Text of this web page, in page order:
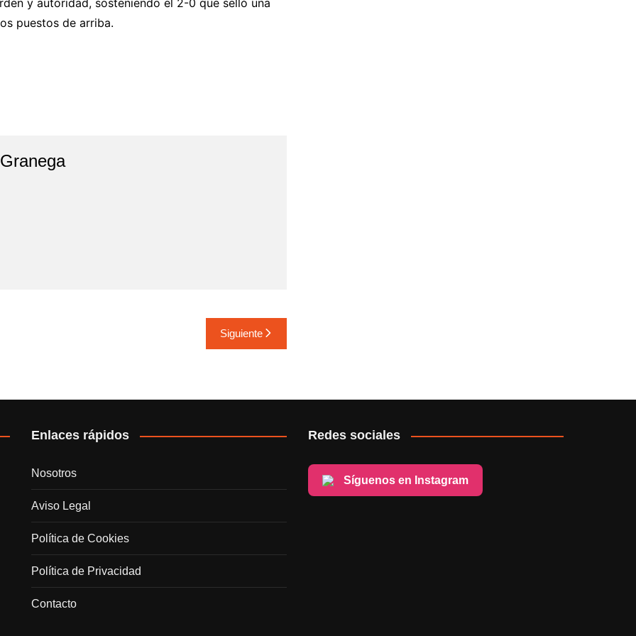
puestos de arriba.
Siguiente
Enlaces rápidos
Nosotros
Aviso Legal
Política de Cookies
Política de Privacidad
Contacto
Redes sociales
Síguenos en Instagram